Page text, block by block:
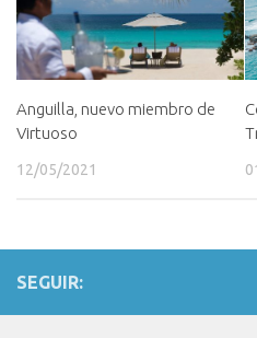
Anguilla, nuevo miembro de
Virtuoso
12/05/2021
SEGUIR: